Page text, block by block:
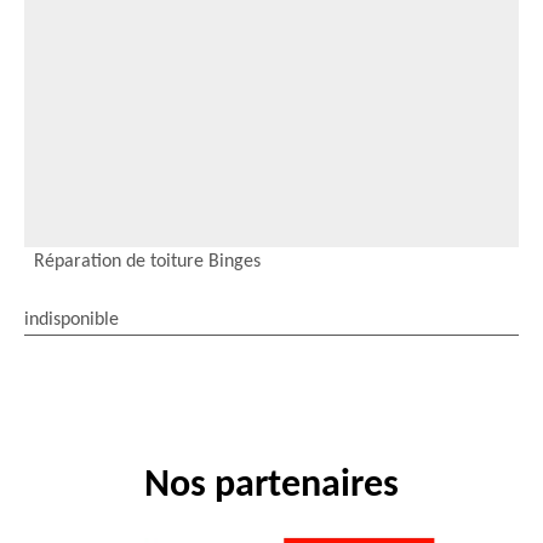
Réparation de toiture Binges
indisponible
Nos partenaires